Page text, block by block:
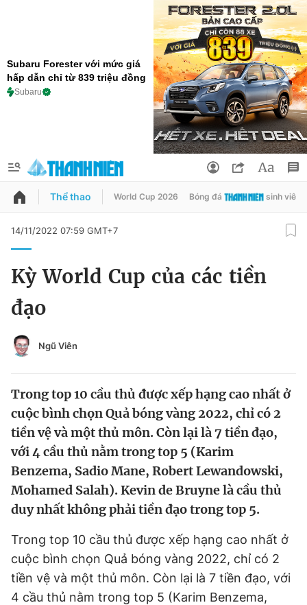
Subaru Forester với mức giá
hấp dẫn chỉ từ 839 triệu đồng
Subaru
QUẢNG CÁO ĐẶT BÁO
Chuyên mục
Chào ngày mới
Tin thị trường Tin 360
Video Magazine
Sản phẩm khác
Tiện ích Bạn cần biết
Thông tin tòa soạn Liên hệ quảng cáo
Đổi mật khẩu
Tin đã lưu
Thể thao World Cup 2026 Bóng đá sinh viên
14/11/2022 07:59 GMT+7
Kỳ World Cup của các tiền
đạo
Ngũ Viên
Trong top 10 cầu thủ được xếp hạng cao nhất ở
cuộc bình chọn Quả bóng vàng 2022, chỉ có 2
tiền vệ và một thủ môn. Còn lại là 7 tiền đạo,
với 4 cầu thủ nằm trong top 5 (Karim
Benzema, Sadio Mane, Robert Lewandowski,
Mohamed Salah). Kevin de Bruyne là cầu thủ
duy nhất không phải tiền đạo trong top 5.
Trong top 10 cầu thủ được xếp hạng cao nhất ở
cuộc bình chọn Quả bóng vàng 2022, chỉ có 2
tiền vệ và một thủ môn. Còn lại là 7 tiền đạo, với
4 cầu thủ nằm trong top 5 (Karim Benzema,